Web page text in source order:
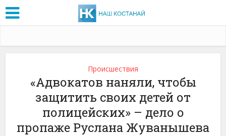
Проиcшествия
«Адвокатов наняли, чтобы
защитить своих детей от
полицейских» – дело о
пропаже Руслана Жуванышева